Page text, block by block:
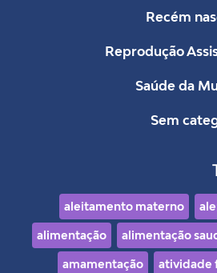
Recém
Reprodução
Saúde da
Sem
aleitamento materno
alimentação alimentação
amamentação atividade